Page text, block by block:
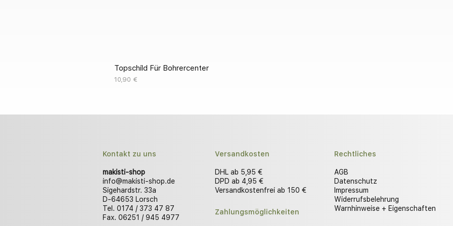
Topschild Für Bohrercenter
Preis
10,90 €
Kontakt zu uns
makisti-shop
info@makisti-shop.de
Sigehardstr. 33a
D-64653 Lorsch
Tel. 0174 / 373 47 87
Fax. 06251 / 945 4977
Versandkosten
DHL ab 5,95 €
DPD ab 4,95 €
Versandkostenfrei ab 150 €
Zahlungsmöglichkeiten
Rechtliches
AGB
Datenschutz
Impressum
Widerrufsbelehrung
Warnhinweise + Eigenschaften